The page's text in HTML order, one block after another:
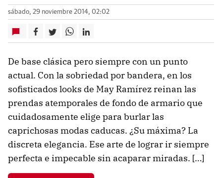
sábado, 29 noviembre 2014, 02:02
De base clásica pero siempre con un punto
actual. Con la sobriedad por bandera, en los
sofisticados looks de May Ramírez reinan las
prendas atemporales de fondo de armario que
cuidadosamente elige para burlar las
caprichosas modas caducas. ¿Su máxima? La
discreta elegancia. Ese arte de lograr ir siempre
perfecta e impecable sin acaparar miradas. […]